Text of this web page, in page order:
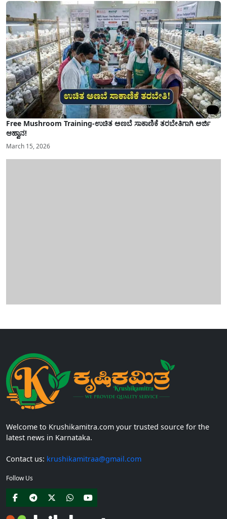
Free Mushroom Training-ಉಚಿತ ಅಣಬೆ ಸಾಕಾಣಿಕೆ ತರಬೇತಿಗಾಗಿ ಅರ್ಜಿ
ಆಹ್ವಾನ!
March 15, 2026
Welcome to Krushikamitra.com your trusted source for the
latest news in Karnataka.
Contact us: krushikamitraa@gmail.com
Follow Us